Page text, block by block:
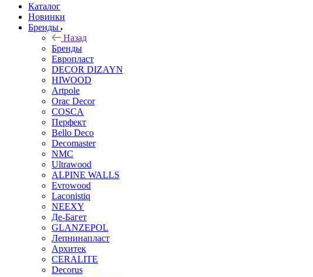
Каталог
Новинки
Бренды
Назад
Бренды
Европласт
DECOR DIZAYN
HIWOOD
Artpole
Orac Decor
COSCA
Перфект
Bello Deco
Decomaster
NMС
Ultrawood
ALPINE WALLS
Evrowood
Laconistiq
NEEXY
Де-Багет
GLANZEPOL
Лепнинапласт
Архитек
CERALITE
Decorus